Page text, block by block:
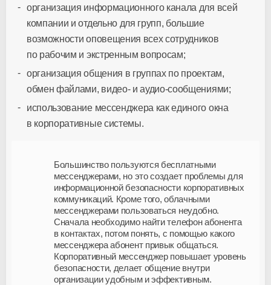
организация информационного канала для всей
компании и отдельно для групп, большие
возможности оповещения всех сотрудников
по рабочим и экстренным вопросам;
организация общения в группах по проектам,
обмен файлами, видео- иаудио-сообщениями;
использование мессенджера как единого окна
в корпоративные системы.
Большинство пользуются бесплатными
мессенджерами, но это создает проблемы для
информационной безопасности корпоративных
коммуникаций. Кроме того, облачными
мессенджерами пользоваться неудобно.
Сначала необходимо найти телефон абонента
в контактах, потом понять, с помощью какого
мессенджера абонент привык общаться.
Корпоративный мессенджер повышает уровень
безопасности, делает общение внутри
организации удобным и эффективным.